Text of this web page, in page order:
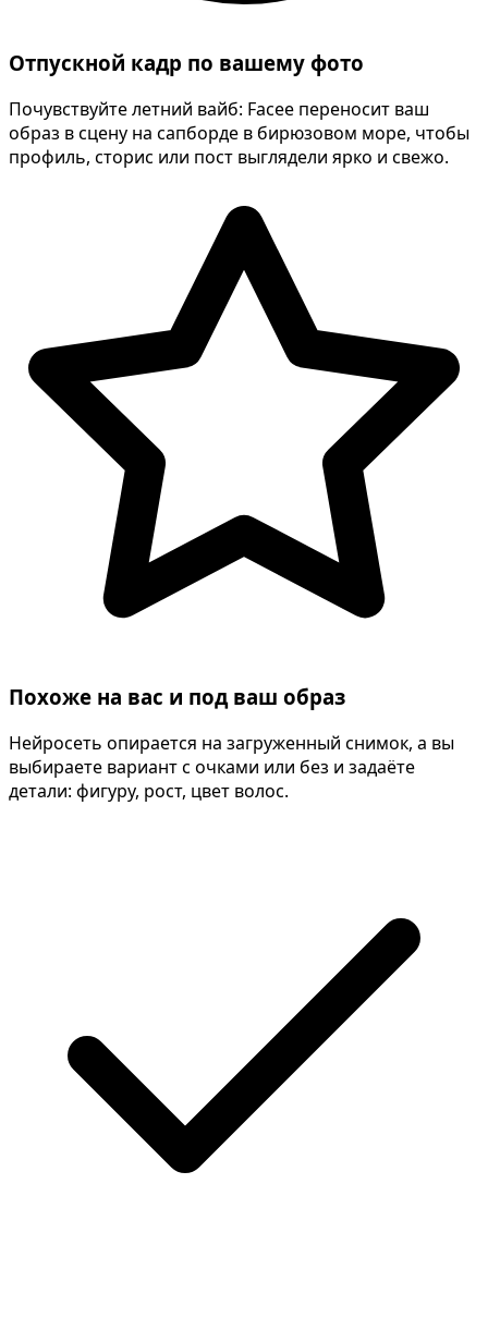
Отпускной кадр по вашему фото
Почувствуйте летний вайб: Facee переносит ваш
образ в сцену на сапборде в бирюзовом море, чтобы
профиль, сторис или пост выглядели ярко и свежо.
Похоже на вас и под ваш образ
Нейросеть опирается на загруженный снимок, а вы
выбираете вариант с очками или без и задаёте
детали: фигуру, рост, цвет волос.